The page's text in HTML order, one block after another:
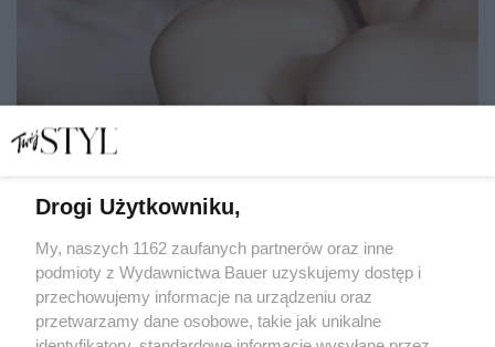
12 kosmetyków, które rozświetlają i wygładzają skórę.
Kupisz je ze zniżkami akcji Stylowe ZAKUPY!
STYLOWE ZAKUPY
Drogi Użytkowniku,
My, naszych 1162 zaufanych partnerów oraz inne
podmioty z Wydawnictwa Bauer uzyskujemy dostęp i
przechowujemy informacje na urządzeniu oraz
przetwarzamy dane osobowe, takie jak unikalne